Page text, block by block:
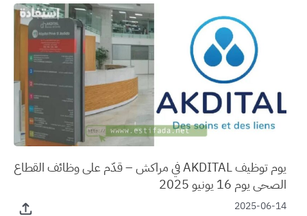
يوم توظيف AKDITAL في مراكش – قدّم على وظائف القطاع
الصحي يوم 16 يونيو 2025
2025-06-14